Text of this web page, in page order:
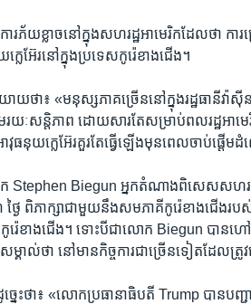
រ​ភ័យ​ខ្លាច​នៅ​ក្នុង​សហរដ្ឋ​អាមេរិក​ដែល​ថា កា
េអ៊ែរ​នៅ​ក្នុង​ប្រទេស​កូរ៉េ​ខាង​ជើង។
ថា៖ «មនុស្ស​ភាគ​ច្រើន​នៅ​ក្នុង​រដ្ឋធានី​វ៉ា
រយៈ​សន្តិភាព ដោយសារតែ​សម្រាប់​ពលរដ្ឋ​អា
ធ​នុយក្លេអ៊ែរ​គួរតែ​ធ្វើ​ឡើង​មុន​ពេល​ចាប់ផ្ដើម​ដំ
Stephen Biegun អ្នក​តំណាង​ពិសេស​សហរដ្ឋ​
ៃ ពិភាក្សា​ជាមួយ​នឹង​សមភាគី​កូរ៉េ​ខាង​ជើង​រ
េ​ខាង​ជើង។ ទោះបីជា​លោក Biegun បាន​ហៅ​ក
ល់​ថា នៅ​មាន​កិច្ចការ​ជា​ច្រើន​ទៀត​ដែល​ត្រូវ​ធ្
េះ​ថា៖ «លោក​ប្រធានាធិបតី Trump បាន​បញ្ជ